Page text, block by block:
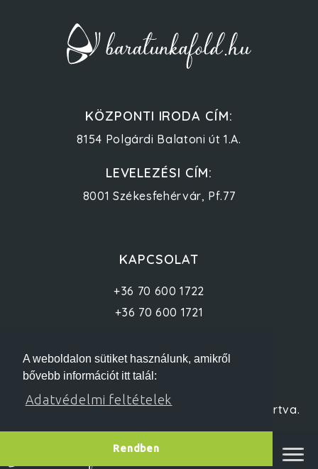
A weboldalon sütiket használunk, amikről
bővebb információt itt talál:
Adatvédelmi feltételek
Rendben
KÖZPONTI IRODA CÍM:
8154 Polgárdi Balatoni út 1.A.
LEVELEZÉSI CÍM:
8001 Székesfehérvár, Pf.77
KAPCSOLAT
+36 70 600 1722
+36 70 600 1721
© 2012 baratunkafold.hu - Minden jog fenntartva.